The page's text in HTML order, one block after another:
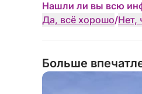
Нашли ли вы всю
Да, всё хорошо/Нет,
Больше